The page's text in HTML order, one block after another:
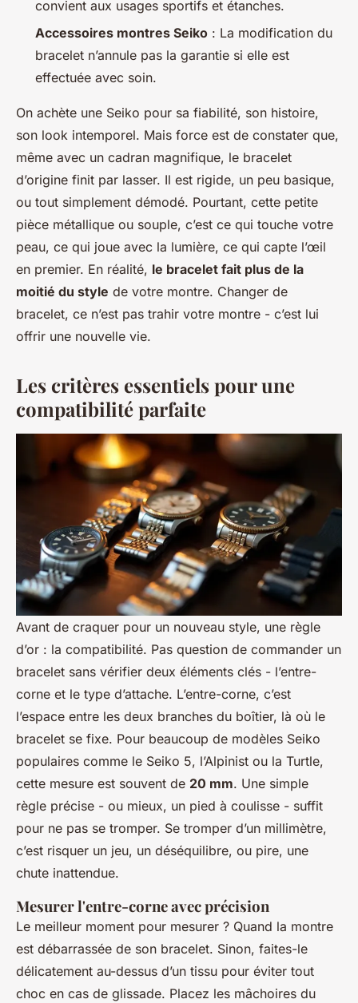
convient aux usages sportifs et étanches.
Accessoires montres Seiko : La modification du
bracelet n’annule pas la garantie si elle est
effectuée avec soin.
On achète une Seiko pour sa fiabilité, son histoire,
son look intemporel. Mais force est de constater que,
même avec un cadran magnifique, le bracelet
d’origine finit par lasser. Il est rigide, un peu basique,
ou tout simplement démodé. Pourtant, cette petite
pièce métallique ou souple, c’est ce qui touche votre
peau, ce qui joue avec la lumière, ce qui capte l’œil
en premier. En réalité, le bracelet fait plus de la
moitié du style de votre montre. Changer de
bracelet, ce n’est pas trahir votre montre - c’est lui
offrir une nouvelle vie.
Les critères essentiels pour une
compatibilité parfaite
Avant de craquer pour un nouveau style, une règle
d’or : la compatibilité. Pas question de commander un
bracelet sans vérifier deux éléments clés - l’entre-
corne et le type d’attache. L’entre-corne, c’est
l’espace entre les deux branches du boîtier, là où le
bracelet se fixe. Pour beaucoup de modèles Seiko
populaires comme le Seiko 5, l’Alpinist ou la Turtle,
cette mesure est souvent de 20 mm. Une simple
règle précise - ou mieux, un pied à coulisse - suffit
pour ne pas se tromper. Se tromper d’un millimètre,
c’est risquer un jeu, un déséquilibre, ou pire, une
chute inattendue.
Mesurer l'entre-corne avec précision
Le meilleur moment pour mesurer ? Quand la montre
est débarrassée de son bracelet. Sinon, faites-le
délicatement au-dessus d’un tissu pour éviter tout
choc en cas de glissade. Placez les mâchoires du